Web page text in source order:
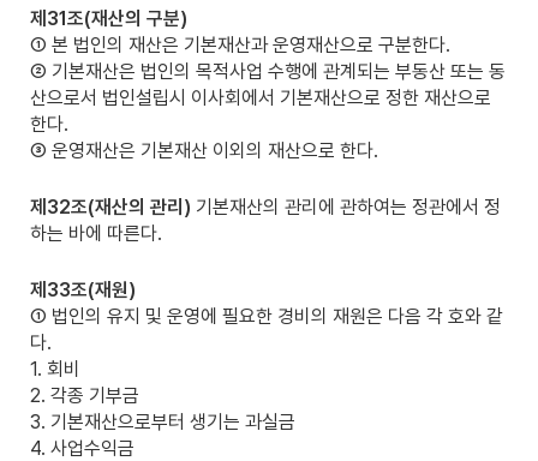
제31조(재산의 구분)
① 본 법인의 재산은 기본재산과 운영재산으로 구분한다.
② 기본재산은 법인의 목적사업 수행에 관계되는 부동산 또는 동
산으로서 법인설립시 이사회에서 기본재산으로 정한 재산으로
한다.
③ 운영재산은 기본재산 이외의 재산으로 한다.
제32조(재산의 관리) 기본재산의 관리에 관하여는 정관에서 정
하는 바에 따른다.
제33조(재원)
① 법인의 유지 및 운영에 필요한 경비의 재원은 다음 각 호와 같
다.
1. 회비
2. 각종 기부금
3. 기본재산으로부터 생기는 과실금
4. 사업수익금